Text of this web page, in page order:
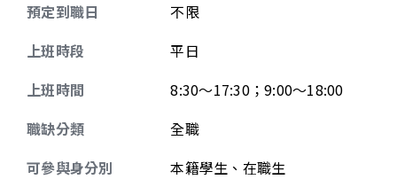
預定到職日
不限
上班時段
平日
上班時間
8:30～17:30；9:00～18:00
職缺分類
全職
可參與身分別
本籍學生、在職生